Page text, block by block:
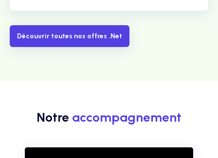
Découvrir toutes nos offres .Net
Notre accompagnement